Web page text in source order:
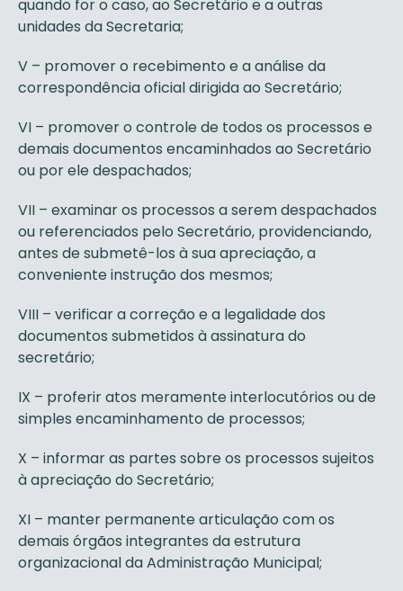
quando for o caso, ao Secretário e a outras
unidades da Secretaria;
V – promover o recebimento e a análise da
correspondência oficial dirigida ao Secretário;
VI – promover o controle de todos os processos e
demais documentos encaminhados ao Secretário
ou por ele despachados;
VII – examinar os processos a serem despachados
ou referenciados pelo Secretário, providenciando,
antes de submetê-los à sua apreciação, a
conveniente instrução dos mesmos;
VIII – verificar a correção e a legalidade dos
documentos submetidos à assinatura do
secretário;
IX – proferir atos meramente interlocutórios ou de
simples encaminhamento de processos;
X – informar as partes sobre os processos sujeitos
à apreciação do Secretário;
XI – manter permanente articulação com os
demais órgãos integrantes da estrutura
organizacional da Administração Municipal;